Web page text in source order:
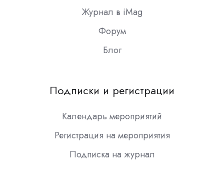
Журнал в iMag
Форум
Блог
Подписки и регистрации
Календарь мероприятий
Регистрация на мероприятия
Подписка на журнал